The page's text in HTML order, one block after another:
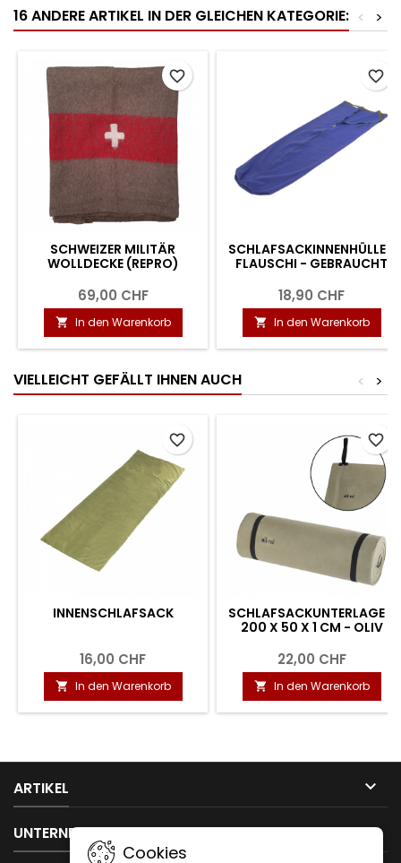
16 ANDERE ARTIKEL IN DER GLEICHEN KATEGORIE: >
<
SCHWEIZER MILITÄR
WOLLDECKE (REPRO)
69,00 CHF
 In den Warenkorb
favorite_border
SCHLAFSACKINNENHÜLLE -
FLAUSCHI - GEBRAUCHT
18,90 CHF
 In den Warenkorb
favorite_border
VIELLEICHT GEFÄLLT IHNEN AUCH >
<
INNENSCHLAFSACK
16,00 CHF
 In den Warenkorb
favorite_border
SCHLAFSACKUNTERLAGE -
200 X 50 X 1 CM - OLIV
22,00 CHF
 In den Warenkorb
favorite_border
ARTIKEL 
UNTERNEHMEN 
Cookies